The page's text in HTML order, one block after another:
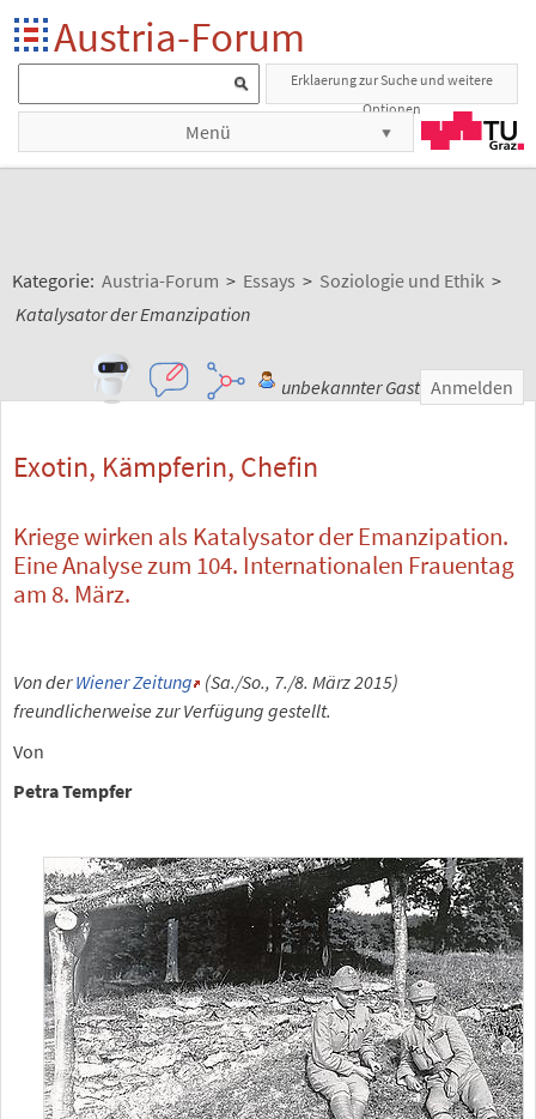
Austria-Forum
Erklaerung zur Suche und weitere
Optionen
Menü
Kategorie: Austria-Forum > Essays > Soziologie und Ethik >
Katalysator der Emanzipation
unbekannter Gast Anmelden
Exotin, Kämpferin, Chefin
Kriege wirken als Katalysator der Emanzipation.
Eine Analyse zum 104. Internationalen Frauentag
am 8. März.
Von derWiener Zeitung (Sa./So., 7./8. März 2015)
freundlicherweise zur Verfügung gestellt.
Von
Petra Tempfer